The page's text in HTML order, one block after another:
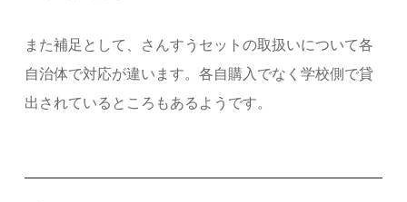
また補足として、さんすうセットの取扱いについて各
自治体で対応が違います。各自購入でなく学校側で貸
出されているところもあるようです。